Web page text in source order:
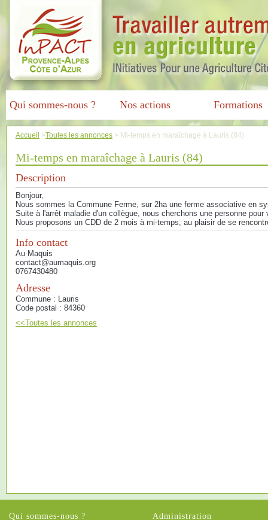
Qui sommes-nous ? Nos actions Formations
Accueil >Toutes les annonces > Mi-temps en maraîchage à Lauris (84)
Mi-temps en maraîchage à Lauris (84)
Description
Bonjour,
Nous sommes la Commune Ferme, sur 2ha une ferme associative en
Suite à l'arrêt maladie d'un collègue, nous cherchons une personne
Nous proposons un CDD de 2 mois à mi-temps, au plaisir de se
Info contact
Au Maquis
contact@aumaquis.org
0767430480
Adresse
Commune : Lauris
Code postal : 84360
<<Toutes les annonces
Qui sommes-nous ? Administration